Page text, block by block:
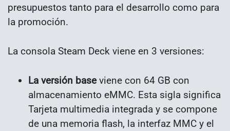
presupuestos tanto para el desarrollo como para
la promoción.
La consola Steam Deck viene en 3 versiones:
La versión baseviene con 64 GB con
almacenamiento eMMC. Esta sigla significa
Tarjeta multimedia integrada y se compone
de una memoria flash, la interfaz MMC y el